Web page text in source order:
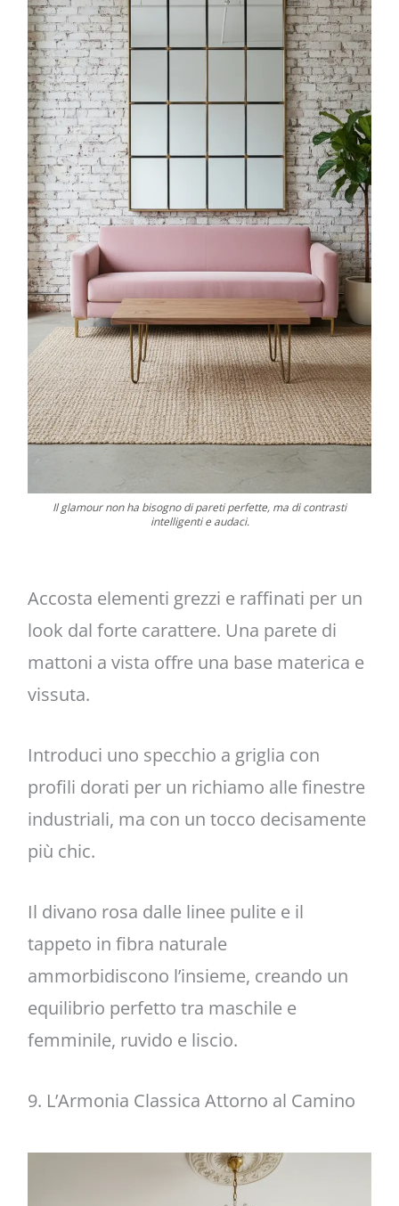
Il glamour non ha bisogno di pareti perfette, ma di contrasti
intelligenti e audaci.
Accosta elementi grezzi e raffinati per un
look dal forte carattere. Una parete di
mattoni a vista offre una base materica e
vissuta.
Introduci uno specchio a griglia con
profili dorati per un richiamo alle finestre
industriali, ma con un tocco decisamente
più chic.
Il divano rosa dalle linee pulite e il
tappeto in fibra naturale
ammorbidiscono l’insieme, creando un
equilibrio perfetto tra maschile e
femminile, ruvido e liscio.
9. L’Armonia Classica Attorno al Camino